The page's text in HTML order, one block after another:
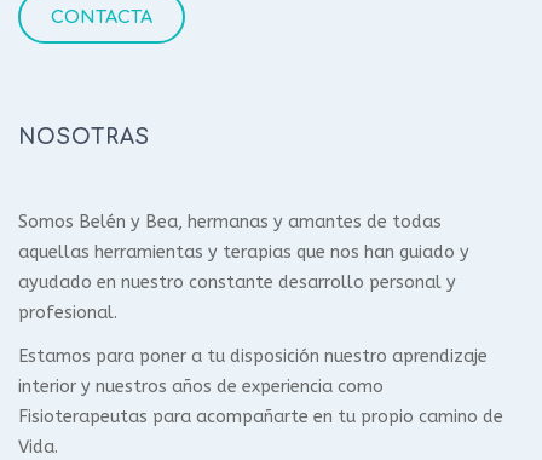
CONTACTA
NOSOTRAS
Somos Belén y Bea, hermanas y amantes de todas
aquellas herramientas y terapias que nos han guiado y
ayudado en nuestro constante desarrollo personal y
profesional.
Estamos para poner a tu disposición nuestro aprendizaje
interior y nuestros años de experiencia como
Fisioterapeutas para acompañarte en tu propio camino de
Vida.